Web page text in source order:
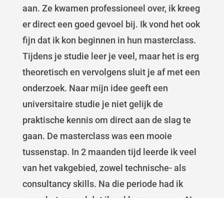
aan. Ze kwamen professioneel over, ik kreeg
er direct een goed gevoel bij. Ik vond het ook
fijn dat ik kon beginnen in hun masterclass.
Tijdens je studie leer je veel, maar het is erg
theoretisch en vervolgens sluit je af met een
onderzoek. Naar mijn idee geeft een
universitaire studie je niet gelijk de
praktische kennis om direct aan de slag te
gaan. De masterclass was een mooie
tussenstap. In 2 maanden tijd leerde ik veel
van het vakgebied, zowel technische- als
consultancy skills. Na die periode had ik